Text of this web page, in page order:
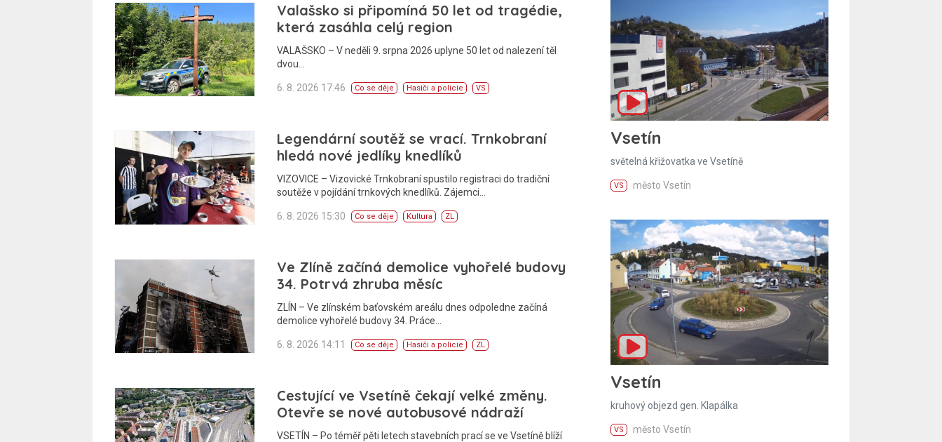
Valašsko si připomíná 50 let od tragédie,
která zasáhla celý region
VALAŠSKO – V neděli 9. srpna 2026 uplyne 50 let od nalezení těl
dvou…
6. 8. 2026 17:46 Co se děje Hasiči a policie VS
Legendární soutěž se vrací. Trnkobraní
hledá nové jedlíky knedlíků
VIZOVICE – Vizovické Trnkobraní spustilo registraci do tradiční
soutěže v pojídání trnkových knedlíků. Zájemci…
6. 8. 2026 15:30 Co se děje Kultura ZL
Ve Zlíně začíná demolice vyhořelé budovy
34. Potrvá zhruba měsíc
ZLÍN – Ve zlínském baťovském areálu dnes odpoledne začíná
demolice vyhořelé budovy 34. Práce…
6. 8. 2026 14:11 Co se děje Hasiči a policie ZL
Cestující ve Vsetíně čekají velké změny.
Otevře se nové autobusové nádraží
VSETÍN – Po téměř pěti letech stavebních prací se ve Vsetíně blíží
Vsetín
světelná křižovatka ve Vsetíně
VS město Vsetín
Vsetín
kruhový objezd gen. Klapálka
VS město Vsetín